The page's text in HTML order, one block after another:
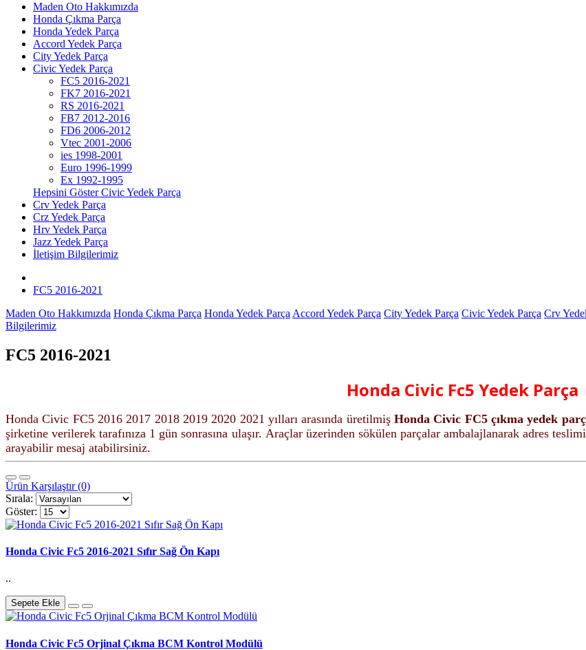
Maden Oto Hakkımızda
Honda Çıkma Parça
Honda Yedek Parça
Accord Yedek Parça
City Yedek Parça
Civic Yedek Parça
FC5 2016-2021
FK7 2016-2021
RS 2016-2021
FB7 2012-2016
FD6 2006-2012
Vtec 2001-2006
ies 1998-2001
Euro 1996-1999
Ex 1992-1995
Hepsini Göster Civic Yedek Parça
Crv Yedek Parça
Crz Yedek Parça
Hrv Yedek Parça
Jazz Yedek Parça
İletişim Bilgilerimiz
FC5 2016-2021
Maden Oto Hakkımızda Honda Çıkma Parça Honda Yedek Parça Accord Yedek Parça City Yedek Parça Civic Yedek Parça Crv
Bilgilerimiz
FC5 2016-2021
Honda Civic Fc5 Yedek Parça
Honda Civic FC5 2016 2017 2018 2019 2020 2021 yılları arasında üretilmiş Honda Civic FC5 çıkma yedek
şirketine verilerek tarafınıza 1 gün sonrasına ulaşır. Araçlar üzerinden sökülen parçalar ambalajlanarak adres
arayabilir mesaj atabilirsiniz.
Ürün Karşılaştır (0)
Sırala:
Göster:
Honda Civic Fc5 2016-2021 Sıfır Sağ Ön Kapı
..
Sepete Ekle
Honda Civic Fc5 Orjinal Çıkma BCM Kontrol Modülü